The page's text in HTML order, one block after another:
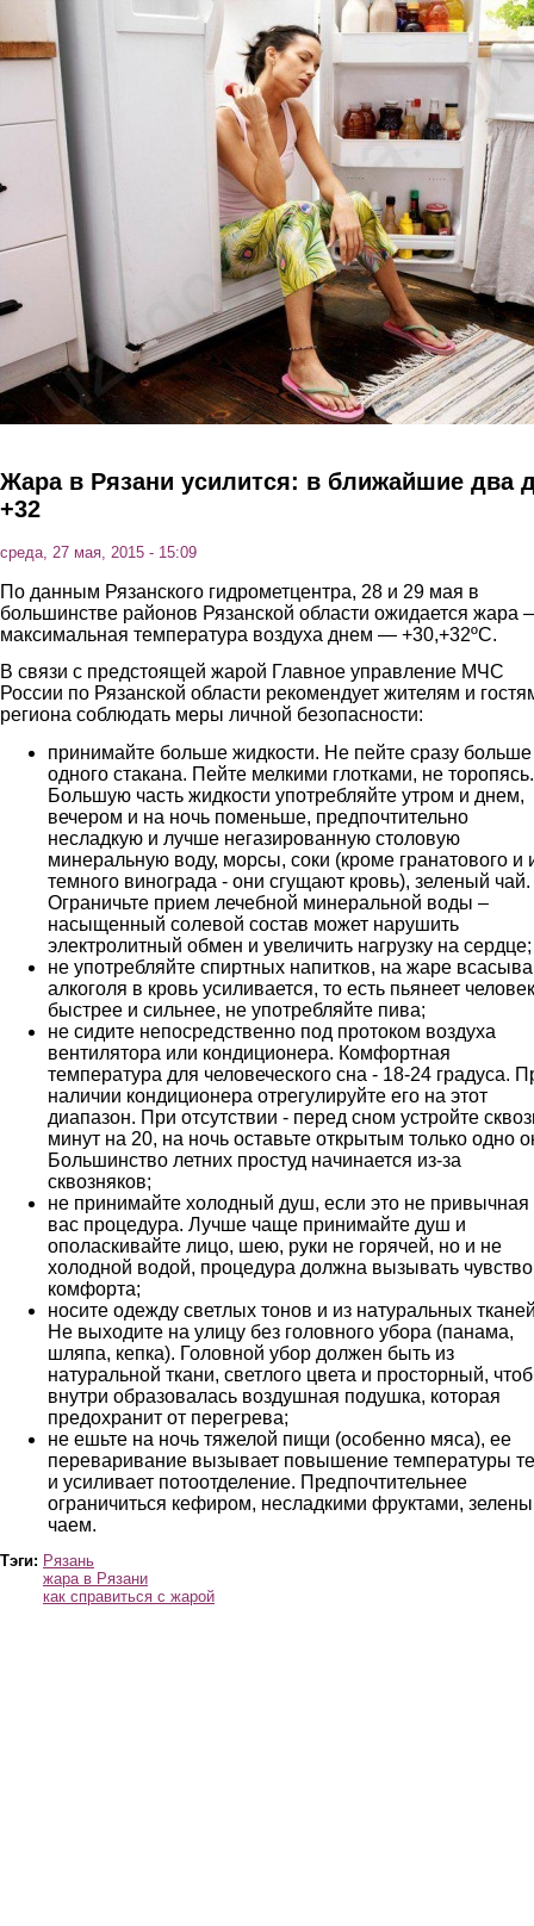
Перейти к основному содержанию
Жара в Рязани усилится: в ближайшие два
+32
среда, 27 мая, 2015 - 15:09
По данным Рязанского гидрометцентра, 28 и 29 мая в
большинстве районов Рязанской области ожидается жара
максимальная температура воздуха днем — +30,+32ºС.
В связи с предстоящей жарой Главное управление МЧС
России по Рязанской области рекомендует жителям и
региона соблюдать меры личной безопасности:
принимайте больше жидкости. Не пейте сразу больше
одного стакана. Пейте мелкими глотками, не торопясь.
Большую часть жидкости употребляйте утром и днем,
вечером и на ночь поменьше, предпочтительно
несладкую и лучше негазированную столовую
минеральную воду, морсы, соки (кроме гранатового и
темного винограда - они сгущают кровь), зеленый чай.
Ограничьте прием лечебной минеральной воды –
насыщенный солевой состав может нарушить
электролитный обмен и увеличить нагрузку на
не употребляйте спиртных напитков, на жаре
алкоголя в кровь усиливается, то есть пьянеет человек
быстрее и сильнее, не употребляйте пива;
не сидите непосредственно под протоком воздуха
вентилятора или кондиционера. Комфортная
температура для человеческого сна - 18-24 градуса.
наличии кондиционера отрегулируйте его на этот
диапазон. При отсутствии - перед сном устройте
минут на 20, на ночь оставьте открытым только одно
Большинство летних простуд начинается из-за
сквозняков;
не принимайте холодный душ, если это не привычная
вас процедура. Лучше чаще принимайте душ и
ополаскивайте лицо, шею, руки не горячей, но и не
холодной водой, процедура должна вызывать чувство
комфорта;
носите одежду светлых тонов и из натуральных
Не выходите на улицу без головного убора (панама,
шляпа, кепка). Головной убор должен быть из
натуральной ткани, светлого цвета и просторный,
внутри образовалась воздушная подушка, которая
предохранит от перегрева;
не ешьте на ночь тяжелой пищи (особенно мяса), ее
переваривание вызывает повышение температуры
и усиливает потоотделение. Предпочтительнее
ограничиться кефиром, несладкими фруктами,
чаем.
Тэги: Рязань
жара в Рязани
как справиться с жарой